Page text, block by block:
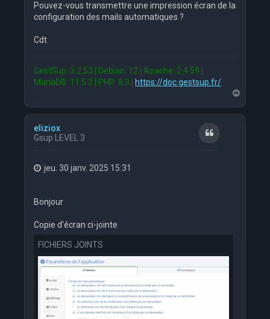
Pouvez-vous transmettre une impression écran de la
configuration des mails automatiques ?
Cdt
GestSup: 3.2.53 | Debian: 12 | Apache: 2.4.59 |
MariaDB: 11.5.2 | PHP: 8.3 |
https://doc.gestsup.fr/
a
eliziox
Gsup LEVEL 3
Citation
jeu. 30 janv. 2025 15:31
Bonjour
Copie d'écran ci-jointe
FICHIERS JOINTS